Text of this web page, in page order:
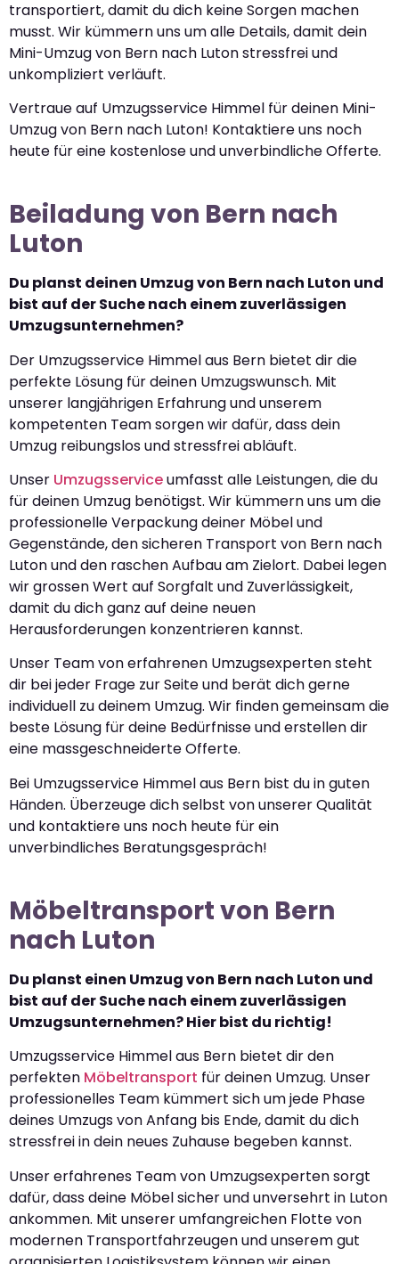
transportiert, damit du dich keine Sorgen machen
musst. Wir kümmern uns um alle Details, damit dein
Mini-Umzug von Bern nach Luton stressfrei und
unkompliziert verläuft.
Vertraue auf Umzugsservice Himmel für deinen Mini-
Umzug von Bern nach Luton! Kontaktiere uns noch
heute für eine kostenlose und unverbindliche Offerte.
Beiladung von Bern nach
Luton
Du planst deinen Umzug von Bern nach Luton und
bist auf der Suche nach einem zuverlässigen
Umzugsunternehmen?
Der Umzugsservice Himmel aus Bern bietet dir die
perfekte Lösung für deinen Umzugswunsch. Mit
unserer langjährigen Erfahrung und unserem
kompetenten Team sorgen wir dafür, dass dein
Umzug reibungslos und stressfrei abläuft.
Unser Umzugsserviceumfasst alle Leistungen, die du
für deinen Umzug benötigst. Wir kümmern uns um die
professionelle Verpackung deiner Möbel und
Gegenstände, den sicheren Transport von Bern nach
Luton und den raschen Aufbau am Zielort. Dabei legen
wir grossen Wert auf Sorgfalt und Zuverlässigkeit,
damit du dich ganz auf deine neuen
Herausforderungen konzentrieren kannst.
Unser Team von erfahrenen Umzugsexperten steht
dir bei jeder Frage zur Seite und berät dich gerne
individuell zu deinem Umzug. Wir finden gemeinsam die
beste Lösung für deine Bedürfnisse und erstellen dir
eine massgeschneiderte Offerte.
Bei Umzugsservice Himmel aus Bern bist du in guten
Händen. Überzeuge dich selbst von unserer Qualität
und kontaktiere uns noch heute für ein
unverbindliches Beratungsgespräch!
Möbeltransport von Bern
nach Luton
Du planst einen Umzug von Bern nach Luton und
bist auf der Suche nach einem zuverlässigen
Umzugsunternehmen? Hier bist du richtig!
Umzugsservice Himmel aus Bern bietet dir den
perfekten Möbeltransport für deinen Umzug. Unser
professionelles Team kümmert sich um jede Phase
deines Umzugs von Anfang bis Ende, damit du dich
stressfrei in dein neues Zuhause begeben kannst.
Unser erfahrenes Team von Umzugsexperten sorgt
dafür, dass deine Möbel sicher und unversehrt in Luton
ankommen. Mit unserer umfangreichen Flotte von
modernen Transportfahrzeugen und unserem gut